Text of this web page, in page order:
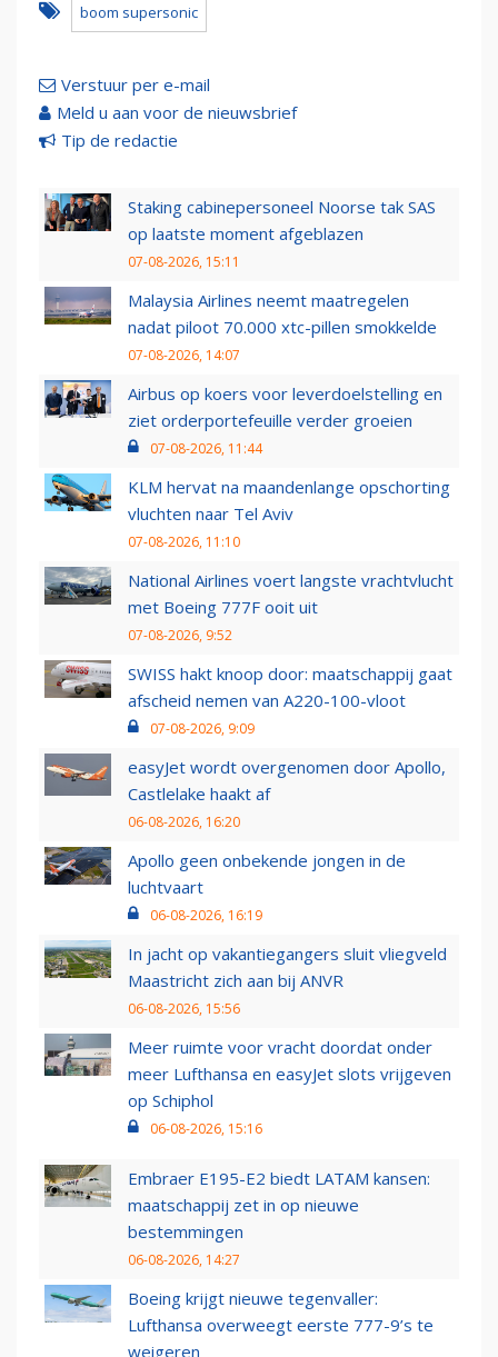
boom supersonic
Verstuur per e-mail
Meld u aan voor de nieuwsbrief
Tip de redactie
Staking cabinepersoneel Noorse tak SAS
op laatste moment afgeblazen
07-08-2026, 15:11
Malaysia Airlines neemt maatregelen
nadat piloot 70.000 xtc-pillen smokkelde
07-08-2026, 14:07
Airbus op koers voor leverdoelstelling en
ziet orderportefeuille verder groeien
07-08-2026, 11:44
KLM hervat na maandenlange opschorting
vluchten naar Tel Aviv
07-08-2026, 11:10
National Airlines voert langste vrachtvlucht
met Boeing 777F ooit uit
07-08-2026, 9:52
SWISS hakt knoop door: maatschappij gaat
afscheid nemen van A220-100-vloot
07-08-2026, 9:09
easyJet wordt overgenomen door Apollo,
Castlelake haakt af
06-08-2026, 16:20
Apollo geen onbekende jongen in de
luchtvaart
06-08-2026, 16:19
In jacht op vakantiegangers sluit vliegveld
Maastricht zich aan bij ANVR
06-08-2026, 15:56
Meer ruimte voor vracht doordat onder
meer Lufthansa en easyJet slots vrijgeven
op Schiphol
06-08-2026, 15:16
Embraer E195-E2 biedt LATAM kansen:
maatschappij zet in op nieuwe
bestemmingen
06-08-2026, 14:27
Boeing krijgt nieuwe tegenvaller:
Lufthansa overweegt eerste 777-9’s te
weigeren